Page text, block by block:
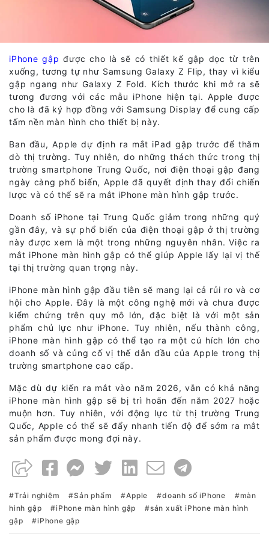
iPhone gập được cho là sẽ có thiết kế gập dọc từ trên
xuống, tương tự như Samsung Galaxy Z Flip, thay vì kiểu
gập ngang như Galaxy Z Fold. Kích thước khi mở ra sẽ
tương đương với các mẫu iPhone hiện tại. Apple được
cho là đã ký hợp đồng với Samsung Display để cung cấp
tấm nền màn hình cho thiết bị này.
Ban đầu, Apple dự định ra mắt iPad gập trước để thăm
dò thị trường. Tuy nhiên, do những thách thức trong thị
trường smartphone Trung Quốc, nơi điện thoại gập đang
ngày càng phổ biến, Apple đã quyết định thay đổi chiến
lược và có thể sẽ ra mắt iPhone màn hình gập trước.
Doanh số iPhone tại Trung Quốc giảm trong những quý
gần đây, và sự phổ biến của điện thoại gập ở thị trường
này được xem là một trong những nguyên nhân. Việc ra
mắt iPhone màn hình gập có thể giúp Apple lấy lại vị thế
tại thị trường quan trọng này.
iPhone màn hình gập đầu tiên sẽ mang lại cả rủi ro và cơ
hội cho Apple. Đây là một công nghệ mới và chưa được
kiểm chứng trên quy mô lớn, đặc biệt là với một sản
phẩm chủ lực như iPhone. Tuy nhiên, nếu thành công,
iPhone màn hình gập có thể tạo ra một cú hích lớn cho
doanh số và củng cố vị thế dẫn đầu của Apple trong thị
trường smartphone cao cấp.
Mặc dù dự kiến ra mắt vào năm 2026, vẫn có khả năng
iPhone màn hình gập sẽ bị trì hoãn đến năm 2027 hoặc
muộn hơn. Tuy nhiên, với động lực từ thị trường Trung
Quốc, Apple có thể sẽ đẩy nhanh tiến độ để sớm ra mắt
sản phẩm được mong đợi này.
Trải nghiệm Sản phẩm Apple doanh số iPhone
màn
hình gập
iPhone màn hình gập
sản xuất iPhone màn hình
gập
iPhone gập